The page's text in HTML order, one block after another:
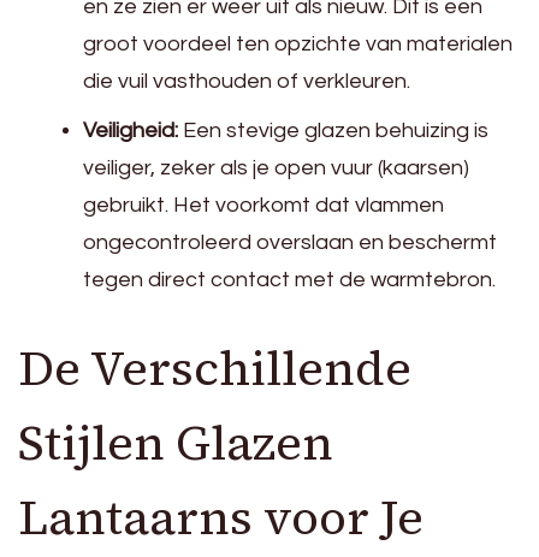
en ze zien er weer uit als nieuw. Dit is een
groot voordeel ten opzichte van materialen
die vuil vasthouden of verkleuren.
Veiligheid: Een stevige glazen behuizing is
veiliger, zeker als je open vuur (kaarsen)
gebruikt. Het voorkomt dat vlammen
ongecontroleerd overslaan en beschermt
tegen direct contact met de warmtebron.
De Verschillende
Stijlen Glazen
Lantaarns voor Je